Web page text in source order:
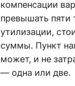
компенсации
превышать пяти
утилизации,
суммы. Пункт
может, и не
— одна или две.